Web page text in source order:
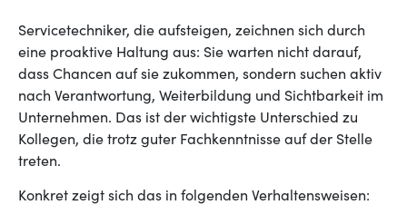
Servicetechniker, die aufsteigen, zeichnen sich durch
eine proaktive Haltung aus: Sie warten nicht darauf,
dass Chancen auf sie zukommen, sondern suchen aktiv
nach Verantwortung, Weiterbildung und Sichtbarkeit im
Unternehmen. Das ist der wichtigste Unterschied zu
Kollegen, die trotz guter Fachkenntnisse auf der Stelle
treten.
Konkret zeigt sich das in folgenden Verhaltensweisen: